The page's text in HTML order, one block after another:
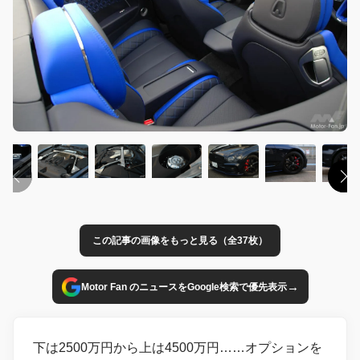
この記事の画像をもっと見る（全37枚）
Motor Fan のニュースをGoogle検索で優先表示→
下は2500万円から上は4500万円……オプションを